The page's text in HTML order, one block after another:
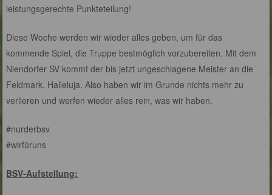
leistungsgerechte Punkteteilung!
Diese Woche werden wir wieder alles geben, um für das
kommende Spiel, die Truppe bestmöglich vorzubereiten. Mit dem
Niendorfer SV kommt der bis jetzt ungeschlagene Meister an die
Feldmark. Halleluja. Also haben wir im Grunde nichts mehr zu
verlieren und werfen wieder alles rein, was wir haben.
#nurderbsv
#wirfüruns
BSV-Aufstellung: